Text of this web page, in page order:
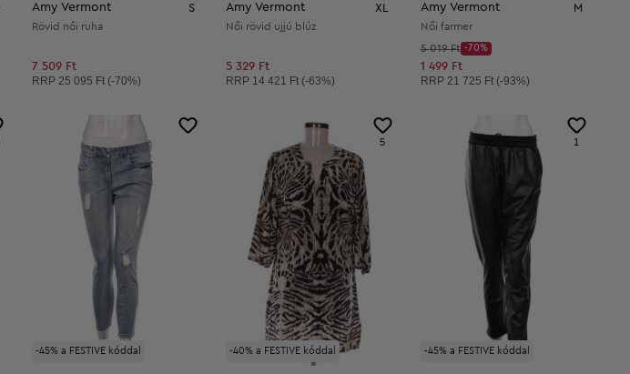
Amy Vermont S
Rövid női ruha
7 509 Ft
Ajánlott ár:
RRP 25 095 Ft (-70%)
Amy Vermont XL
Női rövid ujjú blúz
5 329 Ft
Ajánlott ár:
RRP 14 421 Ft (-63%)
Amy Vermont M
Női farmer
Kezdő ár:
5 019 Ft
Discount Price:
-70%
Csökkentett ár:
1 499 Ft
Ajánlott ár:
RRP 21 725 Ft (-93%)
-45% a FESTIVE kóddal -40% a FESTIVE kóddal
5
-45% a FESTIVE kóddal
1